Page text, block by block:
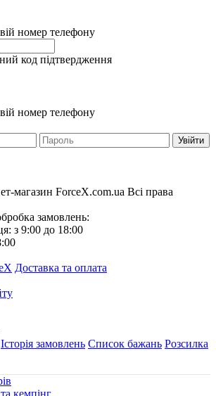
номер телефону
код підтвердження
номер телефону
магазин ForceX.com.ua Всі права
замовлень:
з 9:00 до 18:00
Доставка та оплата
Історія замовлень Список бажань Розсилка